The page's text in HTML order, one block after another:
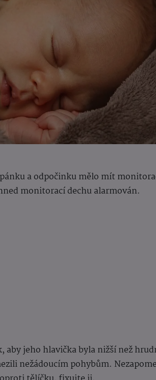
a odpočinku mělo mít
monitorací dechu alarmován.
jeho hlavička byla nižší než
nežádoucím pohybům.